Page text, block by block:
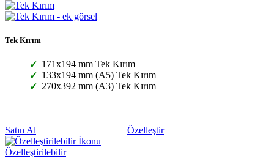
Tek Kırım
171x194 mm Tek Kırım
133x194 mm (A5) Tek Kırım
270x392 mm (A3) Tek Kırım
Satın Al Özelleştir
Özelleştirilebilir